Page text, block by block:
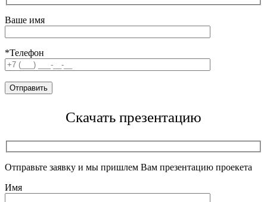
Ваше имя
*Телефон
Скачать презентацию
Отправьте заявку и мы пришлем Вам презентацию проекета
Имя